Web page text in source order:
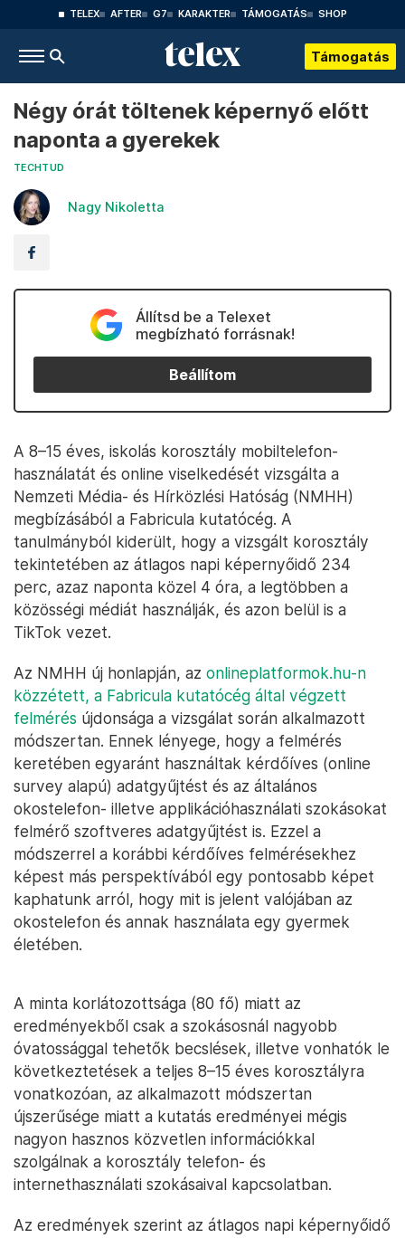
TELEX AFTER G7 KARAKTER TÁMOGATÁS SHOP
Támogatás
Négy órát töltenek képernyő előtt
naponta a gyerekek
TECHTUD
Nagy Nikoletta
Állítsd be a Telexet
megbízható forrásnak!
Beállítom
A 8–15 éves, iskolás korosztály mobiltelefon-
használatát és online viselkedését vizsgálta a
Nemzeti Média- és Hírközlési Hatóság (NMHH)
megbízásából a Fabricula kutatócég. A
tanulmányból kiderült, hogy a vizsgált korosztály
tekintetében az átlagos napi képernyőidő 234
perc, azaz naponta közel 4 óra, a legtöbben a
közösségi médiát használják, és azon belül is a
TikTok vezet.
Az NMHH új honlapján, az onlineplatformok.hu-n
közzétett, a Fabricula kutatócég által végzett
felmérés újdonsága a vizsgálat során alkalmazott
módszertan. Ennek lényege, hogy a felmérés
keretében egyaránt használtak kérdőíves (online
survey alapú) adatgyűjtést és az általános
okostelefon- illetve applikációhasználati szokásokat
felmérő szoftveres adatgyűjtést is. Ezzel a
módszerrel a korábbi kérdőíves felmérésekhez
képest más perspektívából egy pontosabb képet
kaphatunk arról, hogy mit is jelent valójában az
okostelefon és annak használata egy gyermek
életében.
A minta korlátozottsága (80 fő) miatt az
eredményekből csak a szokásosnál nagyobb
óvatossággal tehetők becslések, illetve vonhatók le
következtetések a teljes 8–15 éves korosztályra
vonatkozóan, az alkalmazott módszertan
újszerűsége miatt a kutatás eredményei mégis
nagyon hasznos közvetlen információkkal
szolgálnak a korosztály telefon- és
internethasználati szokásaival kapcsolatban.
Az eredmények szerint az átlagos napi képernyőidő